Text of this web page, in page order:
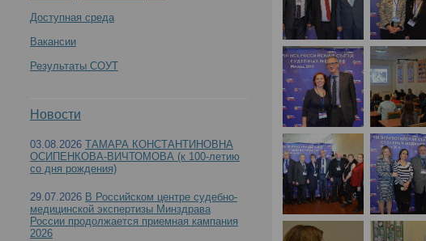
Доступная среда
Вакансии
Результаты СОУТ
Новости
03.08.2026 ТАМАРА КОНСТАНТИНОВНА
ОСИПЕНКОВА-ВИЧТОМОВА (к 100-летию
со дня рождения)
29.07.2026 В Российском центре судебно-
медицинской экспертизы Минздрава
России продолжается приемная кампания
2026